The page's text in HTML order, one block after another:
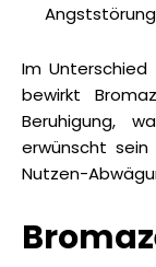
Im Unterschied
bewirkt
Beruhigung,
erwünscht
Nutzen-